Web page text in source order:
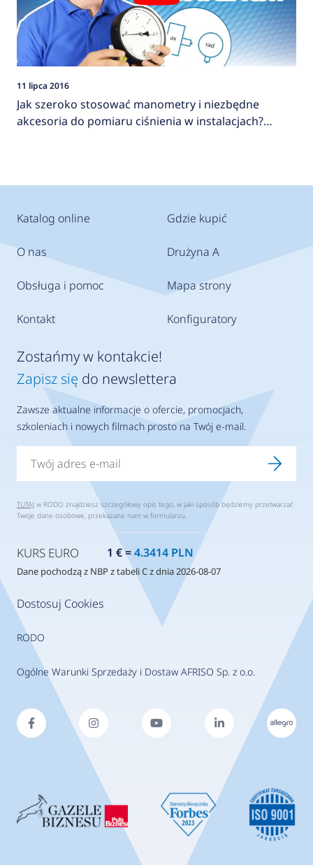
11 lipca 2016
Jak szeroko stosować manometry i niezbędne
akcesoria do pomiaru ciśnienia w instalacjach?
Katalog online
O nas
Obsługa i pomoc
Kontakt
Gdzie kupić
Drużyna A
Mapa strony
Konfiguratory
Dostosuj Cookies
RODO
Ogólne Warunki Sprzedaży i Dostaw AFRISO Sp. z o.o.
Zostańmy w kontakcie!
Zapisz się do newslettera
Zawsze aktualne informacje o ofercie, promocjach,
szkoleniach i nowych filmach prosto na Twój e-mail.
TUTAJ w RODO znajdziesz szczegółowy opis tego, w jaki sposób będziemy przetwarzać
Twoje dane osobowe, przekazane nam w formularzu.
KURS EURO 1 € =4.3414 PLN
Dane pochodzą z NBP z tabeli C z dnia 2026-08-07